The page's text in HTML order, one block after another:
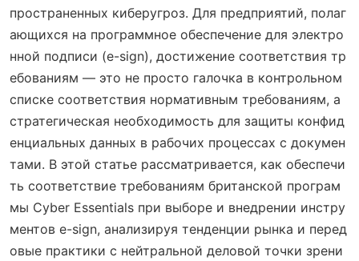
пространенных киберугроз. Для предприятий, полаг
ающихся на программное обеспечение для электро
нной подписи (e-sign), достижение соответствия тр
ебованиям — это не просто галочка в контрольном
списке соответствия нормативным требованиям, а
стратегическая необходимость для защиты конфид
енциальных данных в рабочих процессах с докумен
тами. В этой статье рассматривается, как обеспечи
ть соответствие требованиям британской програм
мы Cyber Essentials при выборе и внедрении инстру
ментов e-sign, анализируя тенденции рынка и перед
овые практики с нейтральной деловой точки зрени